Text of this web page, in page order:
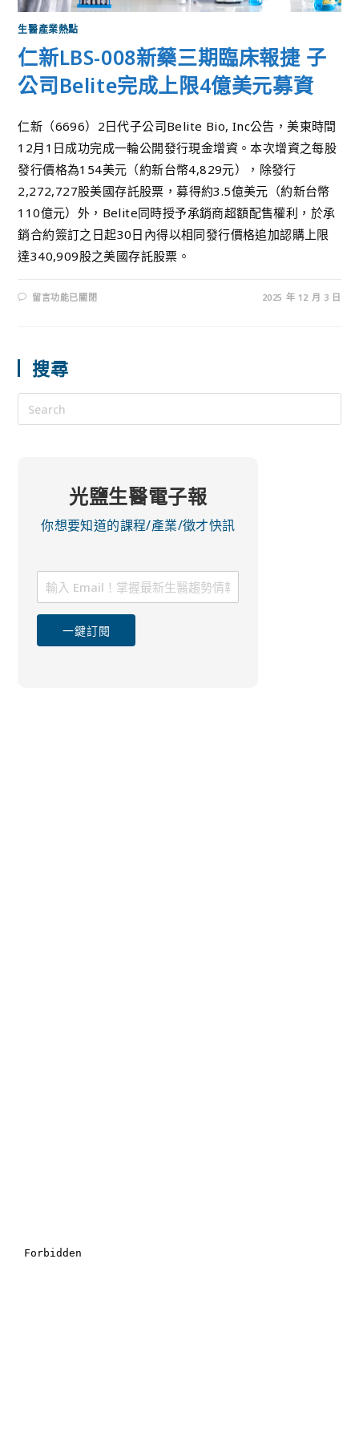
生醫產業熱點
仁新LBS-008新藥三期臨床報捷 子
公司Belite完成上限4億美元募資
仁新（6696）2日代子公司Belite Bio, Inc公告，美東時間
12月1日成功完成一輪公開發行現金增資。本次增資之每股
發行價格為154美元（約新台幣4,829元），除發行
2,272,727股美國存託股票，募得約3.5億美元（約新台幣
110億元）外，Belite同時授予承銷商超額配售權利，於承
銷合約簽訂之日起30日內得以相同發行價格追加認購上限
達340,909股之美國存託股票。
留言功能已關閉 2025 年 12 月 3 日
搜尋
光鹽生醫電子報
你想要知道的課程/產業/徵才快訊
一鍵訂閱